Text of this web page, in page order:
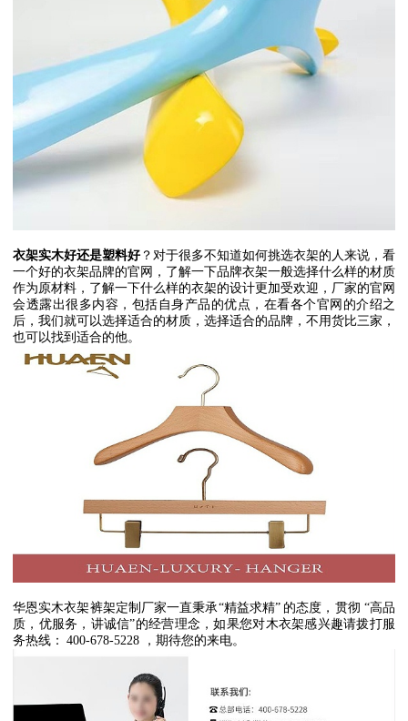
衣架实木好还是塑料好？对于很多不知道如何挑选衣架的人来说，看
一个好的衣架品牌的官网，了解一下品牌衣架一般选择什么样的材质
作为原材料，了解一下什么样的衣架的设计更加受欢迎，厂家的官网
会透露出很多内容，包括自身产品的优点，在看各个官网的介绍之
后，我们就可以选择适合的材质，选择适合的品牌，不用货比三家，
也可以找到适合的他。
华恩实木衣架裤架定制厂家一直秉承“精益求精” 的态度，贯彻 “高品
质，优服务，讲诚信”的经营理念，如果您对木衣架感兴趣请拨打服
务热线： 400-678-5228 ，期待您的来电。